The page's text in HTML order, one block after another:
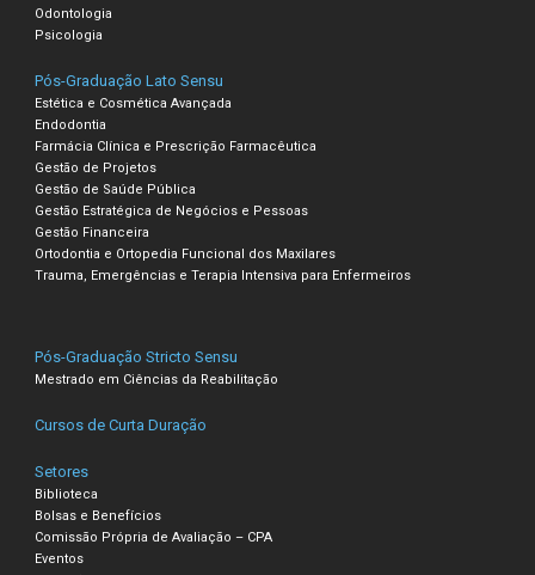
Odontologia
Psicologia
Pós-Graduação Lato Sensu
Estética e Cosmética Avançada
Endodontia
Farmácia Clínica e Prescrição Farmacêutica
Gestão de Projetos
Gestão de Saúde Pública
Gestão Estratégica de Negócios e Pessoas
Gestão Financeira
Ortodontia e Ortopedia Funcional dos Maxilares
Trauma, Emergências e Terapia Intensiva para Enfermeiros
Pós-Graduação Stricto Sensu
Mestrado em Ciências da Reabilitação
Cursos de Curta Duração
Setores
Biblioteca
Bolsas e Benefícios
Comissão Própria de Avaliação – CPA
Eventos